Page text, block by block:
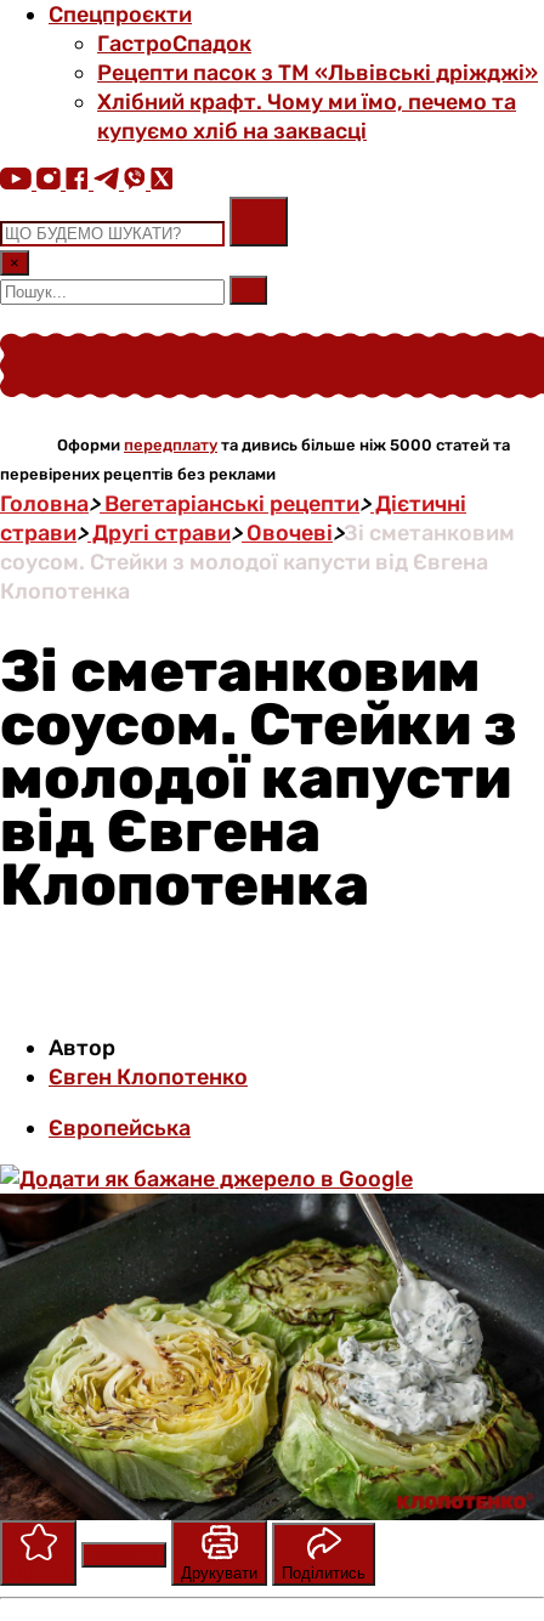
Спецпроєкти
ГастроСпадок
Рецепти пасок з ТМ «Львівські дріжджі»
Хлібний крафт. Чому ми їмо, печемо та
купуємо хліб на заквасці
×
Оформи передплату та дивись більше ніж 5000 статей та
перевірених рецептів без реклами
Головна>Вегетаріанські рецепти>Дієтичні
страви>Другі страви>Овочеві>Зі сметанковим
соусом. Стейки з молодої капусти від Євгена
Клопотенка
Зі сметанковим
соусом. Стейки з
молодої капусти
від Євгена
Клопотенка
Автор
Євген Клопотенко
Європейська
Друкувати
Поділитись